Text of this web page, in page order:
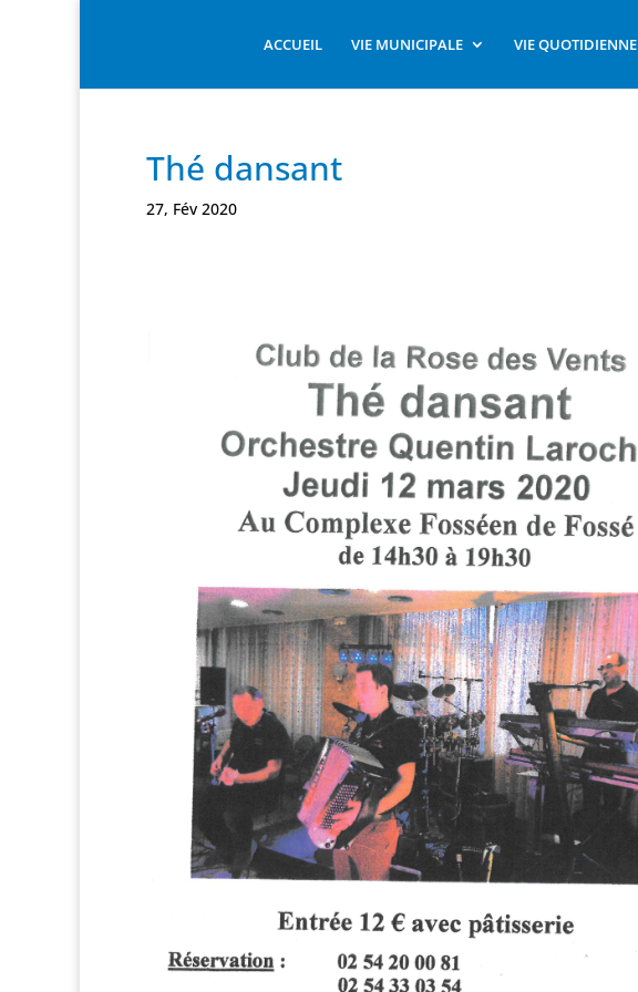
ACCUEIL VIE MUNICIPALE VIE QUOTIDIENNE
Thé dansant
27, Fév 2020